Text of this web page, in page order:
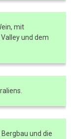
mit
und dem
und die